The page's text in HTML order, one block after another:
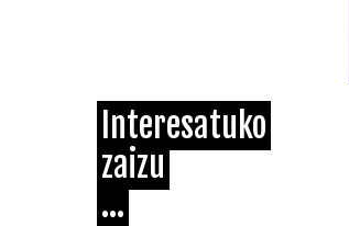
Interesatuko
zaizu
...